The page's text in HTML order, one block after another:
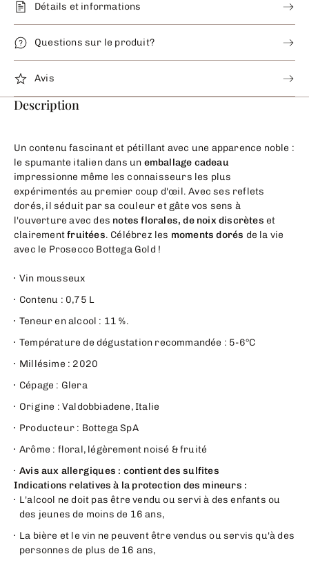
Détails et informations
Questions sur le produit?
Avis
Description
Un contenu fascinant et pétillant avec une apparence noble :
le spumante italien dans un emballage cadeau
impressionne même les connaisseurs les plus
expérimentés au premier coup d'œil. Avec ses reflets
dorés, il séduit par sa couleur et gâte vos sens à
l'ouverture avec des notes florales, de noix discrètes et
clairementfruitées. Célébrez les moments dorés de la vie
avec le Prosecco Bottega Gold !
Vin mousseux
Contenu : 0,75 L
Teneur en alcool : 11 %.
Température de dégustation recommandée : 5-6°C
Millésime : 2020
Cépage : Glera
Origine : Valdobbiadene, Italie
Producteur : Bottega SpA
Arôme : floral, légèrement noisé & fruité
Avis aux allergiques : contient des sulfites
Indications relatives à la protection des mineurs :
L'alcool ne doit pas être vendu ou servi à des enfants ou
des jeunes de moins de 16 ans,
La bière et le vin ne peuvent être vendus ou servis qu'à des
personnes de plus de 16 ans,